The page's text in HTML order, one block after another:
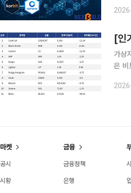
휴
가상
은 비
지만
마켓
공시
시황
금융
금융정책
은행